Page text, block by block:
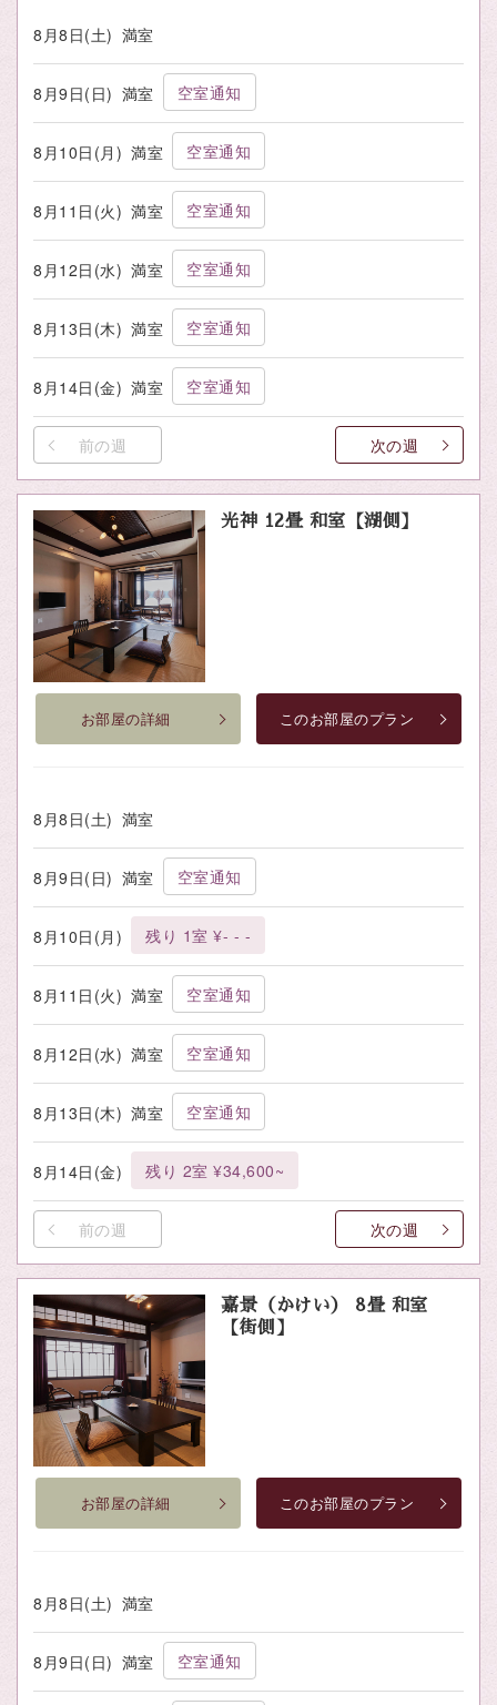
8月8日(土) 満室
8月9日(日) 満室 空室通知
8月10日(月) 満室 空室通知
8月11日(火) 満室 空室通知
8月12日(水) 満室 空室通知
8月13日(木) 満室 空室通知
8月14日(金) 満室 空室通知
前の週 次の週
光神 12畳 和室【湖側】
お部屋の詳細 このお部屋のプラン
8月8日(土) 満室
8月9日(日) 満室 空室通知
8月10日(月) 残り 1室 ¥- - -
8月11日(火) 満室 空室通知
8月12日(水) 満室 空室通知
8月13日(木) 満室 空室通知
8月14日(金) 残り 2室 ¥34,600~
前の週 次の週
嘉景（かけい） 8畳 和室
【街側】
お部屋の詳細 このお部屋のプラン
8月8日(土) 満室
8月9日(日) 満室 空室通知